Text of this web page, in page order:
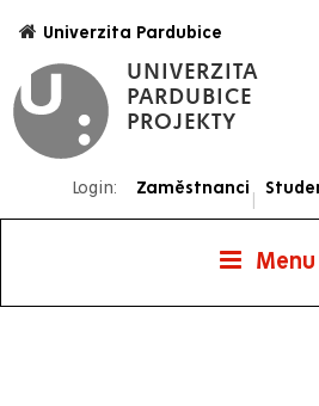
hlavnímu
obsahu
UNIVERZITA
PARDUBICE
PROJEKTY
Univerzita Pardubice
Login: Zaměstnanci
|
Menu